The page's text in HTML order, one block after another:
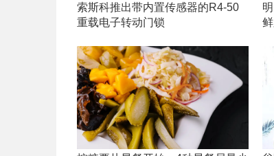
索斯科推出带内置传感器的R4-50
重载电子转动门锁